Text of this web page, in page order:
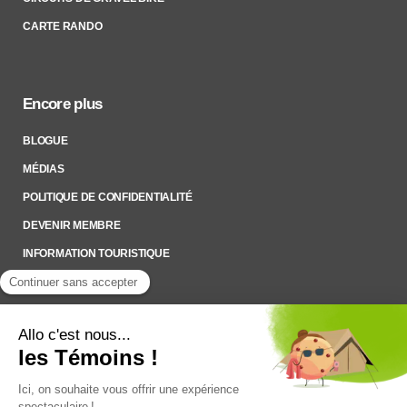
CARTE RANDO
Encore plus
BLOGUE
MÉDIAS
POLITIQUE DE CONFIDENTIALITÉ
DEVENIR MEMBRE
INFORMATION TOURISTIQUE
Inscrivez-vous à notre Infolettre